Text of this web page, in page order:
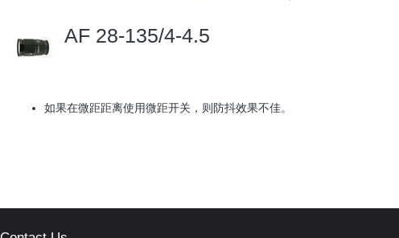
AF 28-135/4-4.5
如果在微距距离使用微距开关，则防抖效果不佳。